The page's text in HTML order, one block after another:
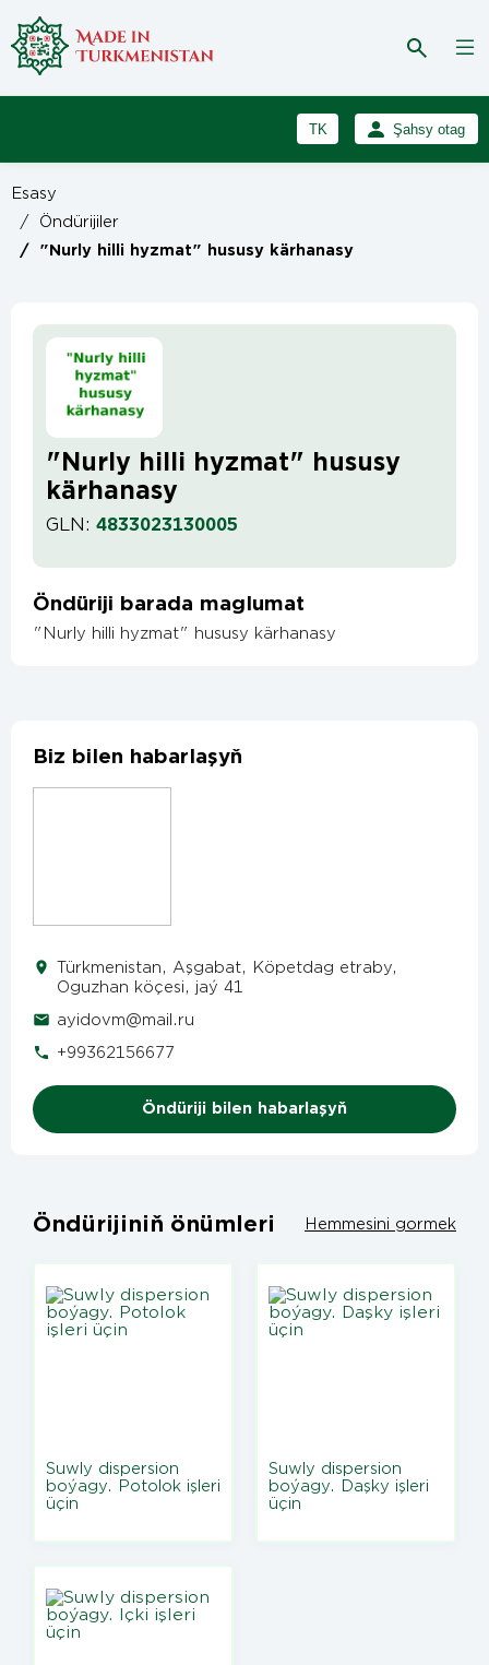
TK
RU
Şahsy otag
Esasy
/
Öndürijiler
/ "Nurly hilli hyzmat" hususy kärhanasy
"Nurly hilli hyzmat" hususy
kärhanasy
GLN: 4833023130005
Öndüriji barada maglumat
"Nurly hilli hyzmat" hususy kärhanasy
Biz bilen habarlaşyň
Türkmenistan, Aşgabat, Köpetdag etraby,
Oguzhan köçesi, jaý 41
ayidovm@mail.ru
+99362156677
Öndüriji bilen habarlaşyň
Öndürijiniň önümleri Hemmesini gormek
Suwly dispersion
boýagy. Potolok işleri
üçin
Suwly dispersion
boýagy. Daşky işleri
üçin